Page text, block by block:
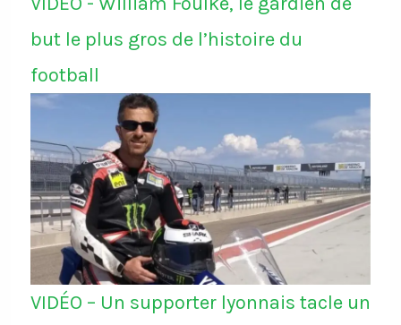
but le plus gros de l’histoire du
football
VIDÉO – Un supporter lyonnais tacle un